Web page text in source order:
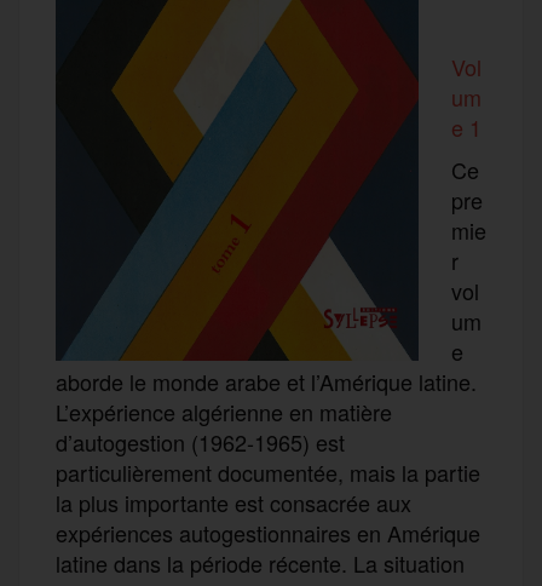
Vol
um
e 1
Ce
pre
mie
r
vol
um
e
aborde le monde arabe et l’Amérique latine.
L’expérience algérienne en matière
d’autogestion (1962-1965) est
particulièrement documentée, mais la partie
la plus importante est consacrée aux
expériences autogestionnaires en Amérique
latine dans la période récente. La situation